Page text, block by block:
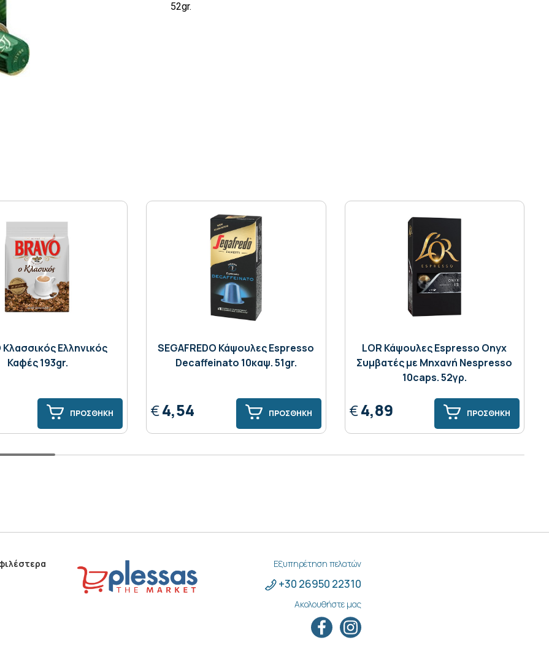
52gr.
Κλασσικός Ελληνικός
Καφές 193gr.
ΠΡΟΣΘΗΚΗ
SEGAFREDO Κάψουλες Espresso
Decaffeinato 10καψ. 51gr.
€4,54 ΠΡΟΣΘΗΚΗ
LOR Κάψουλες Espresso Onyx
Συμβατές με Μηχανή Nespresso
10caps. 52γρ.
€4,89 ΠΡΟΣΘΗΚΗ
Εξυπηρέτηση πελατών
+30 26950 22310
Ακολουθήστε μας